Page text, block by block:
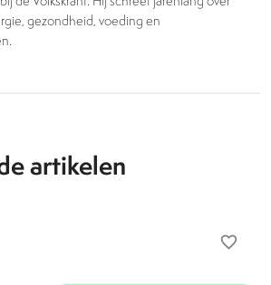
gezondheid, voeding en
artikelen
favorite_border